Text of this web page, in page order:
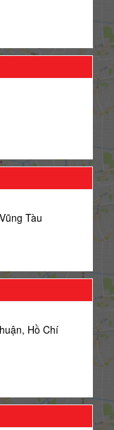
Tàu
Hồ Chí